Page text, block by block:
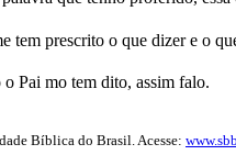
tem prescrito o que dizer e o
Pai mo tem dito, assim falo.
Bíblica do Brasil. Acesse: